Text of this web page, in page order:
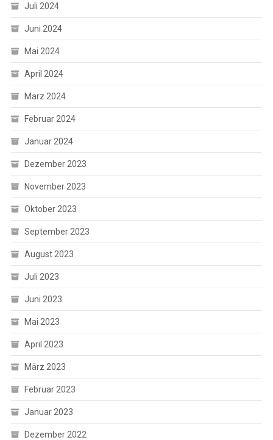
Juli 2024
Juni 2024
Mai 2024
April 2024
März 2024
Februar 2024
Januar 2024
Dezember 2023
November 2023
Oktober 2023
September 2023
August 2023
Juli 2023
Juni 2023
Mai 2023
April 2023
März 2023
Februar 2023
Januar 2023
Dezember 2022